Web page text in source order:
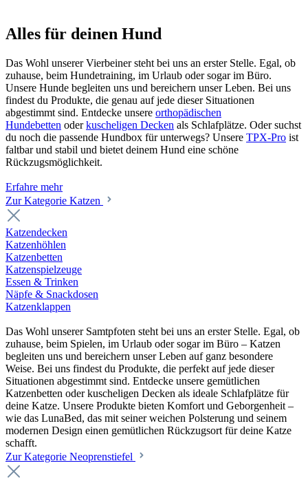
Alles für deinen Hund
Das Wohl unserer Vierbeiner steht bei uns an erster Stelle. Egal, ob
zuhause, beim Hundetraining, im Urlaub oder sogar im Büro.
Unsere Hunde begleiten uns und bereichern unser Leben. Bei uns
findest du Produkte, die genau auf jede dieser Situationen
abgestimmt sind. Entdecke unsere orthopädischen
Hundebetten oderkuscheligen Decken als Schlafplätze. Oder suchst
du noch die passende Hundbox für unterwegs? Unsere TPX-Pro ist
faltbar und stabil und bietet deinem Hund eine schöne
Rückzugsmöglichkeit.
Erfahre mehr
Zur Kategorie Katzen
Katzendecken
Katzenhöhlen
Katzenbetten
Katzenspielzeuge
Essen & Trinken
Näpfe & Snackdosen
Katzenklappen
Das Wohl unserer Samtpfoten steht bei uns an erster Stelle. Egal, ob
zuhause, beim Spielen, im Urlaub oder sogar im Büro – Katzen
begleiten uns und bereichern unser Leben auf ganz besondere
Weise. Bei uns findest du Produkte, die perfekt auf jede dieser
Situationen abgestimmt sind. Entdecke unsere gemütlichen
Katzenbetten oder kuscheligen Decken als ideale Schlafplätze für
deine Katze. Unsere Produkte bieten Komfort und Geborgenheit –
wie das LunaBed, das mit seiner weichen Polsterung und seinem
modernen Design einen gemütlichen Rückzugsort für deine Katze
schafft.
Zur Kategorie Neoprenstiefel